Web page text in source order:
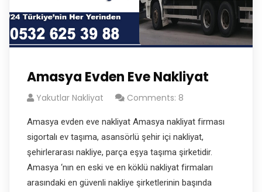
Amasya Evden Eve Nakliyat
Yakutlar Nakliyat Comments: 8
Amasya evden eve nakliyat Amasya nakliyat firması
sigortalı ev taşıma, asansörlü şehir içi nakliyat,
şehirlerarası nakliye, parça eşya taşıma şirketidir.
Amasya ‘nın en eski ve en köklü nakliyat firmaları
arasındaki en güvenli nakliye şirketlerinin başında